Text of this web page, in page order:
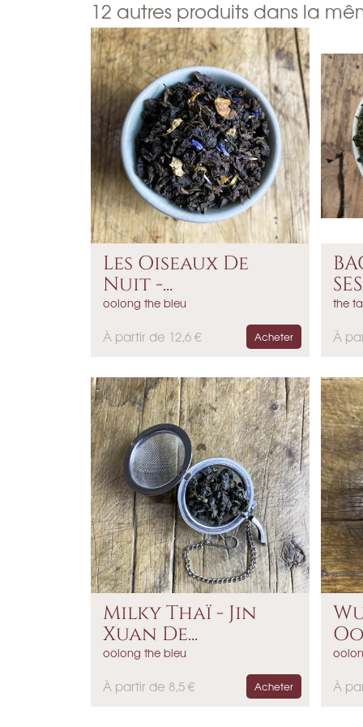
12 autres produits dans la
Les Oiseaux De
Nuit -...
oolong the bleu
P
x
À partir de 12,6 € Acheter
the
P
x
À
Milky Thaï - Jin
Xuan De...
oolong the bleu
P
À partir de 8,5 € Acheter
P
À